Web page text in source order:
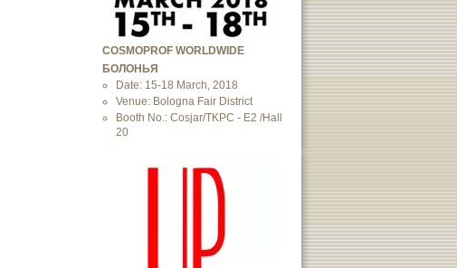
COSMOPROF WORLDWIDE
БОЛОНЬЯ
Date: 15-18 March, 2018
Venue: Bologna Fair District
Booth No.: Cosjar/TKPC - E2 /Hall
20